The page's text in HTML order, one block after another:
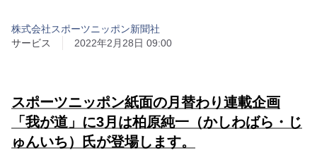
株式会社スポーツニッポン新聞社
サービス
2022年2月28日 09:00
スポーツニッポン紙面の月替わり連載企画
「我が道」に3月は柏原純一（かしわばら・じ
ゅんいち）氏が登場します。